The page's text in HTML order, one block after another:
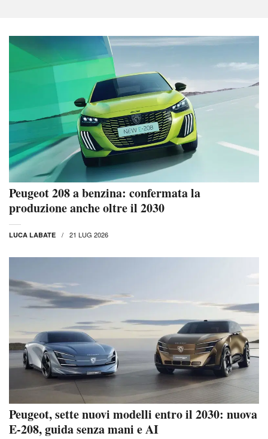
Peugeot 208 a benzina: confermata la
produzione anche oltre il 2030
LUCA LABATE 21 LUG 2026
Peugeot, sette nuovi modelli entro il 2030: nuova
E-208, guida senza mani e AI